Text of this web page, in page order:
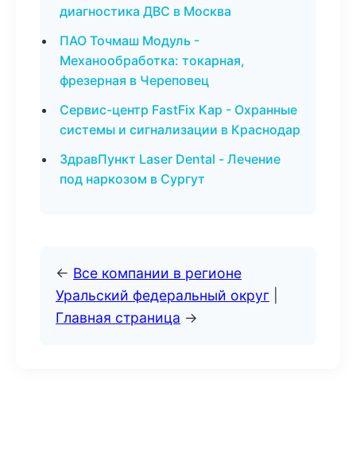
диагностика ДВС в Москва
ПАО Точмаш Модуль -
Механообработка: токарная,
фрезерная в Череповец
Сервис-центр FastFix Кар - Охранные
системы и сигнализации в Краснодар
ЗдравПункт Laser Dental - Лечение
под наркозом в Сургут
← Все компании в регионе
Уральский федеральный округ
Главная страница →